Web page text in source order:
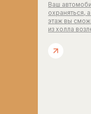
Ваш
охраняться,
этаж вы
из холла